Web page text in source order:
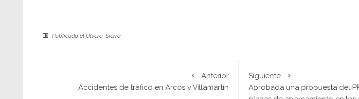
Publicado el Olvera, Sierra
Anterior
Accidentes de tráfico en Arcos y Villamartín
Siguiente
Aprobada una propuesta del